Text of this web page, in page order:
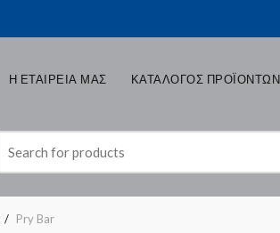
Η ΕΤΑΙΡΕΙΑ ΜΑΣ ΚΑΤΑΛΟΓΟΣ ΠΡΟΪΟΝΤΩΝ
for:
Pry Bar